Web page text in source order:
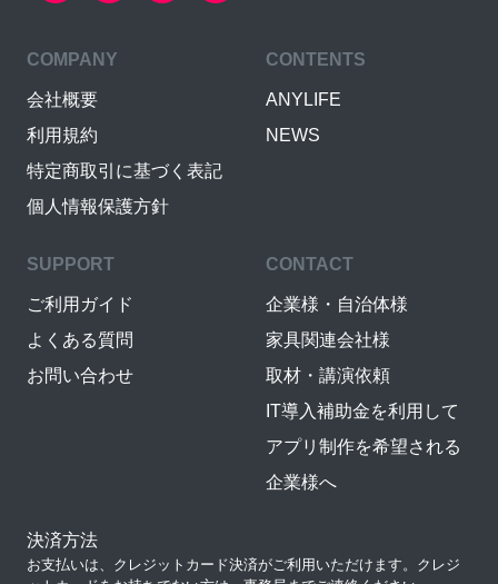
COMPANY
会社概要
利用規約
特定商取引に基づく表記
個人情報保護方針
CONTENTS
ANYLIFE
NEWS
SUPPORT
ご利用ガイド
よくある質問
お問い合わせ
CONTACT
企業様・自治体様
家具関連会社様
取材・講演依頼
IT導入補助金を利用して
アプリ制作を希望される
企業様へ
決済方法
お支払いは、クレジットカード決済がご利用いただけます。クレジ